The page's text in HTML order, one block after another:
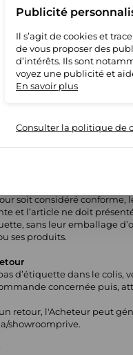
avec suivi
préparé et expédié par
colis retourné aux
retour sont acceptées
soit considéré
et l’article ne doit
sans leur emballage
ses produits.
pas d’étiquette dans le
concernée puis,
retour, l'Acheteur peut
showroomprive.
Publicité
Il s’agit de cookies et
de vous proposer des
d’intérêts. Ils sont
voyez une publicité et
En savoir plus
Consulter la politique de